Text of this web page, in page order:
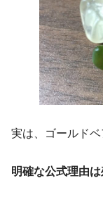
実は、ゴールドベ
明確な公式理由は